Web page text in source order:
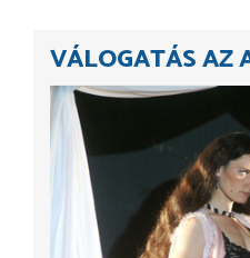
VÁLOGATÁS AZ